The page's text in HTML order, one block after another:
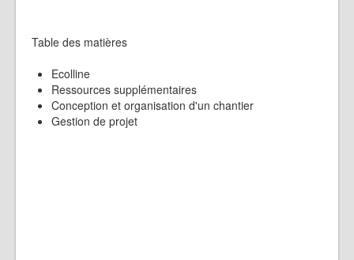
Table des matières
Ecolline
Ressources supplémentaires
Conception et organisation d'un chantier
Gestion de projet